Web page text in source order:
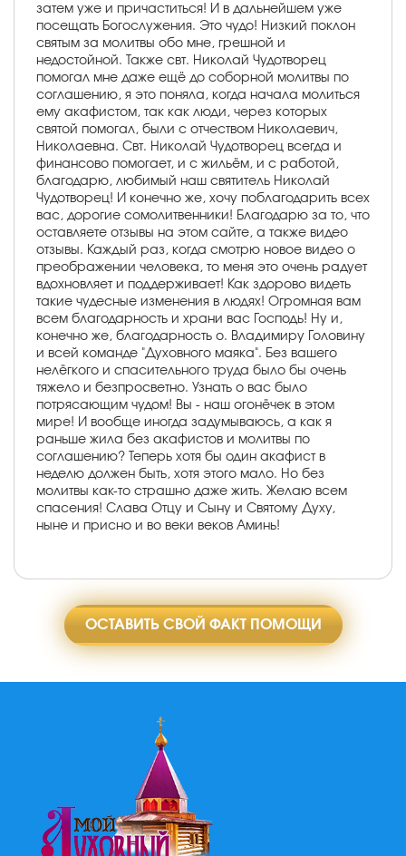
затем уже и причаститься! И в дальнейшем уже
посещать Богослужения. Это чудо! Низкий поклон
святым за молитвы обо мне, грешной и
недостойной. Также свт. Николай Чудотворец
помогал мне даже ещё до соборной молитвы по
соглашению, я это поняла, когда начала молиться
ему акафистом, так как люди, через которых
святой помогал, были с отчеством Николаевич,
Николаевна. Свт. Николай Чудотворец всегда и
финансово помогает, и с жильём, и с работой,
благодарю, любимый наш святитель Николай
Чудотворец! И конечно же, хочу поблагодарить всех
вас, дорогие сомолитвенники! Благодарю за то, что
оставляете отзывы на этом сайте, а также видео
отзывы. Каждый раз, когда смотрю новое видео о
преображении человека, то меня это очень радует
вдохновляет и поддерживает! Как здорово видеть
такие чудесные изменения в людях! Огромная вам
всем благодарность и храни вас Господь! Ну и,
конечно же, благодарность о. Владимиру Головину
и всей команде "Духовного маяка". Без вашего
нелёгкого и спасительного труда было бы очень
тяжело и безпросветно. Узнать о вас было
потрясающим чудом! Вы - наш огонёчек в этом
мире! И вообще иногда задумываюсь, а как я
раньше жила без акафистов и молитвы по
соглашению? Теперь хотя бы один акафист в
неделю должен быть, хотя этого мало. Но без
молитвы как-то страшно даже жить. Желаю всем
спасения! Слава Отцу и Сыну и Святому Духу,
ныне и присно и во веки веков Аминь!
ОСТАВИТЬ СВОЙ ФАКТ ПОМОЩИ